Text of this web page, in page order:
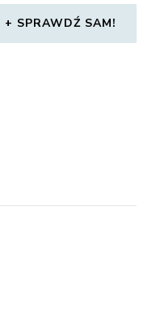
SPRAWDŹ SAM!